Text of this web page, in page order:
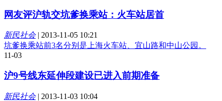
网友评沪轨交坑爹换乘站：火车站居首
新民社会| 2013-11-05 10:21
坑爹换乘站前3名分别是上海火车站、宜山路和中山公园。
11-03
沪9号线东延伸段建设已进入前期准备
新民社会| 2013-11-03 10:04